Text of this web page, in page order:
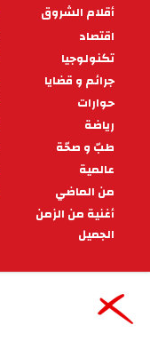
PIED
DE
PAGE
أقلام الشروق
اقتصاد
تكنولوجيا
جرائم و قضايا
حوارات
رياضة
طبّ و صحّة
عالمية
من الماضي
أغنية من الزمن
الجميل